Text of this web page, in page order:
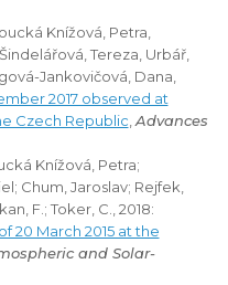
Knížová, Petra,
Tereza, Urbář,
Jankovičová, Dana,
2017 observed at
Czech Republic Advances
Knížová, Petra;
Chum, Jaroslav; Rejfek,
F.; Toker, C., 2018:
20 March 2015 at the
and Solar-